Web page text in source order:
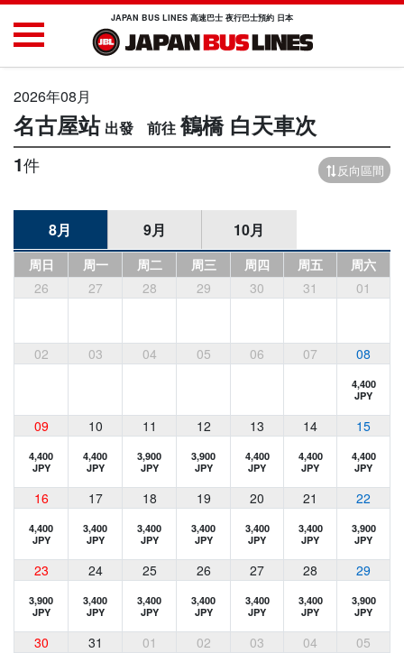
JAPAN BUS LINES 高速巴士 夜行巴士預約 日本
2026年08月
名古屋站 鶴橋 白天車次
1件 反向區間
8月 9月 10月
周日 周一 周二 周三 周四 周五
周六
26
27 28 29 30 31 01
02 03 04 05 06 07 08
4,400
JPY
09 10 11 12 13 14 15
4,400
JPY
4,400
JPY
3,900
JPY
3,900
JPY
4,400
JPY
4,400
JPY
4,400
JPY
16 17 18 19 20 21 22
4,400
JPY
3,400
JPY
3,400
JPY
3,400
JPY
3,400
JPY
3,400
JPY
3,900
JPY
23 24 25 26 27 28 29
3,900
JPY
3,400
JPY
3,400
JPY
3,400
JPY
3,400
JPY
3,400
JPY
3,900
JPY
30 31 01 02 03 04 05